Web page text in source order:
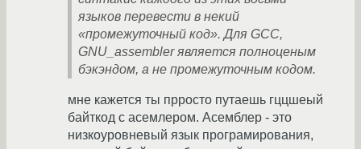
языков перевести в некий
«промежуточный код». Для GCC,
GNU_assembler является полноценым
бэкэндом, а не промежуточным кодом.
мне кажется ты прросто путаешь гццшеый
байткод с асемлером. Асемблер - это
низкоуровневый язык програмирования,